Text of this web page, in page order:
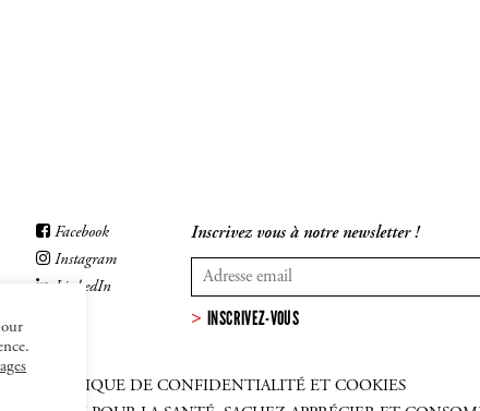
Facebook
Instagram
LinkedIn
Inscrivez vous à notre newsletter !
INSCRIVEZ-VOUS
POLITIQUE DE CONFIDENTIALITÉ ET COOKIES